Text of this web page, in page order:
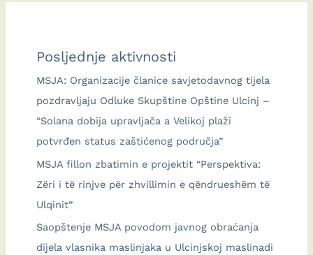
predstavljen
Posljednje aktivnosti
MSJA: Organizacije članice savjetodavnog tijela
pozdravljaju Odluke Skupštine Opštine Ulcinj –
“Solana dobija upravljača a Velikoj plaži
potvrđen status zaštićenog područja”
MSJA fillon zbatimin e projektit “Perspektiva:
Zëri i të rinjve për zhvillimin e qëndrueshëm të
Ulqinit”
Saopštenje MSJA povodom javnog obraćanja
dijela vlasnika maslinjaka u Ulcinjskoj maslinadi